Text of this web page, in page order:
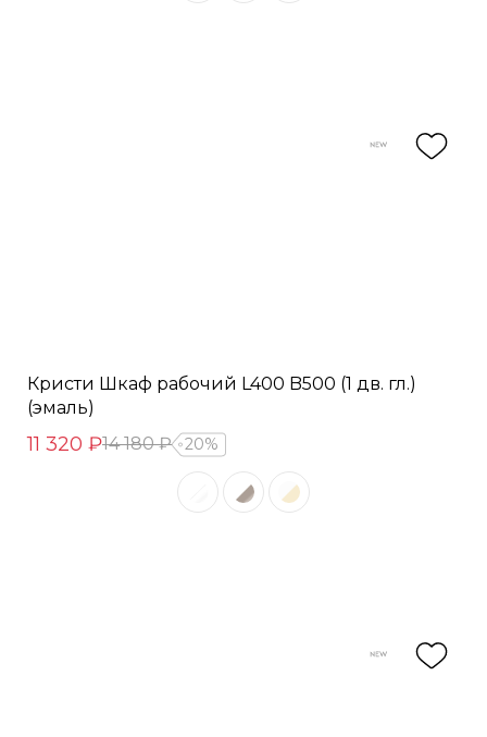
Кристи Шкаф рабочий L400 B500 (1 дв. гл.)
(эмаль)
11 320 ₽14 180 ₽ 20%